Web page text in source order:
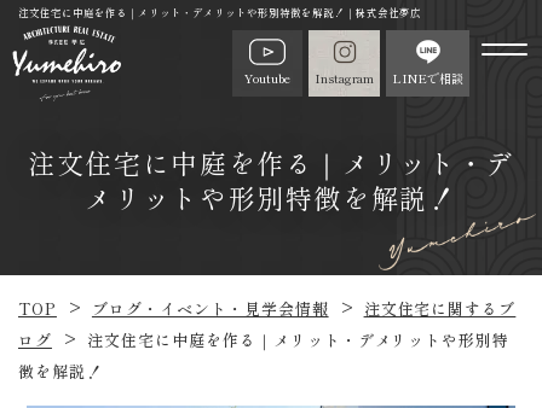
注文住宅に中庭を作る｜メリット・デメリットや形別特徴を解説！｜株式会社夢広
Youtube Instagram LINEで相談
注文住宅に中庭を作る｜メリット・デ
メリットや形別特徴を解説！
TOP ブログ・イベント・見学会情報
注文住宅に関するブ
ログ
注文住宅に中庭を作る｜メリット・デメリットや形別特
徴を解説！